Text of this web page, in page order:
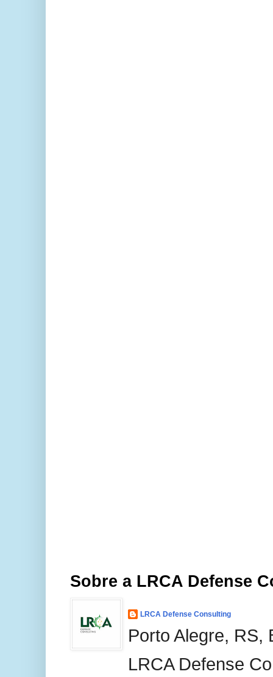
Sobre a LRCA Defense
LRCA Defense Consulting
Porto Alegre, RS,
LRCA Defense